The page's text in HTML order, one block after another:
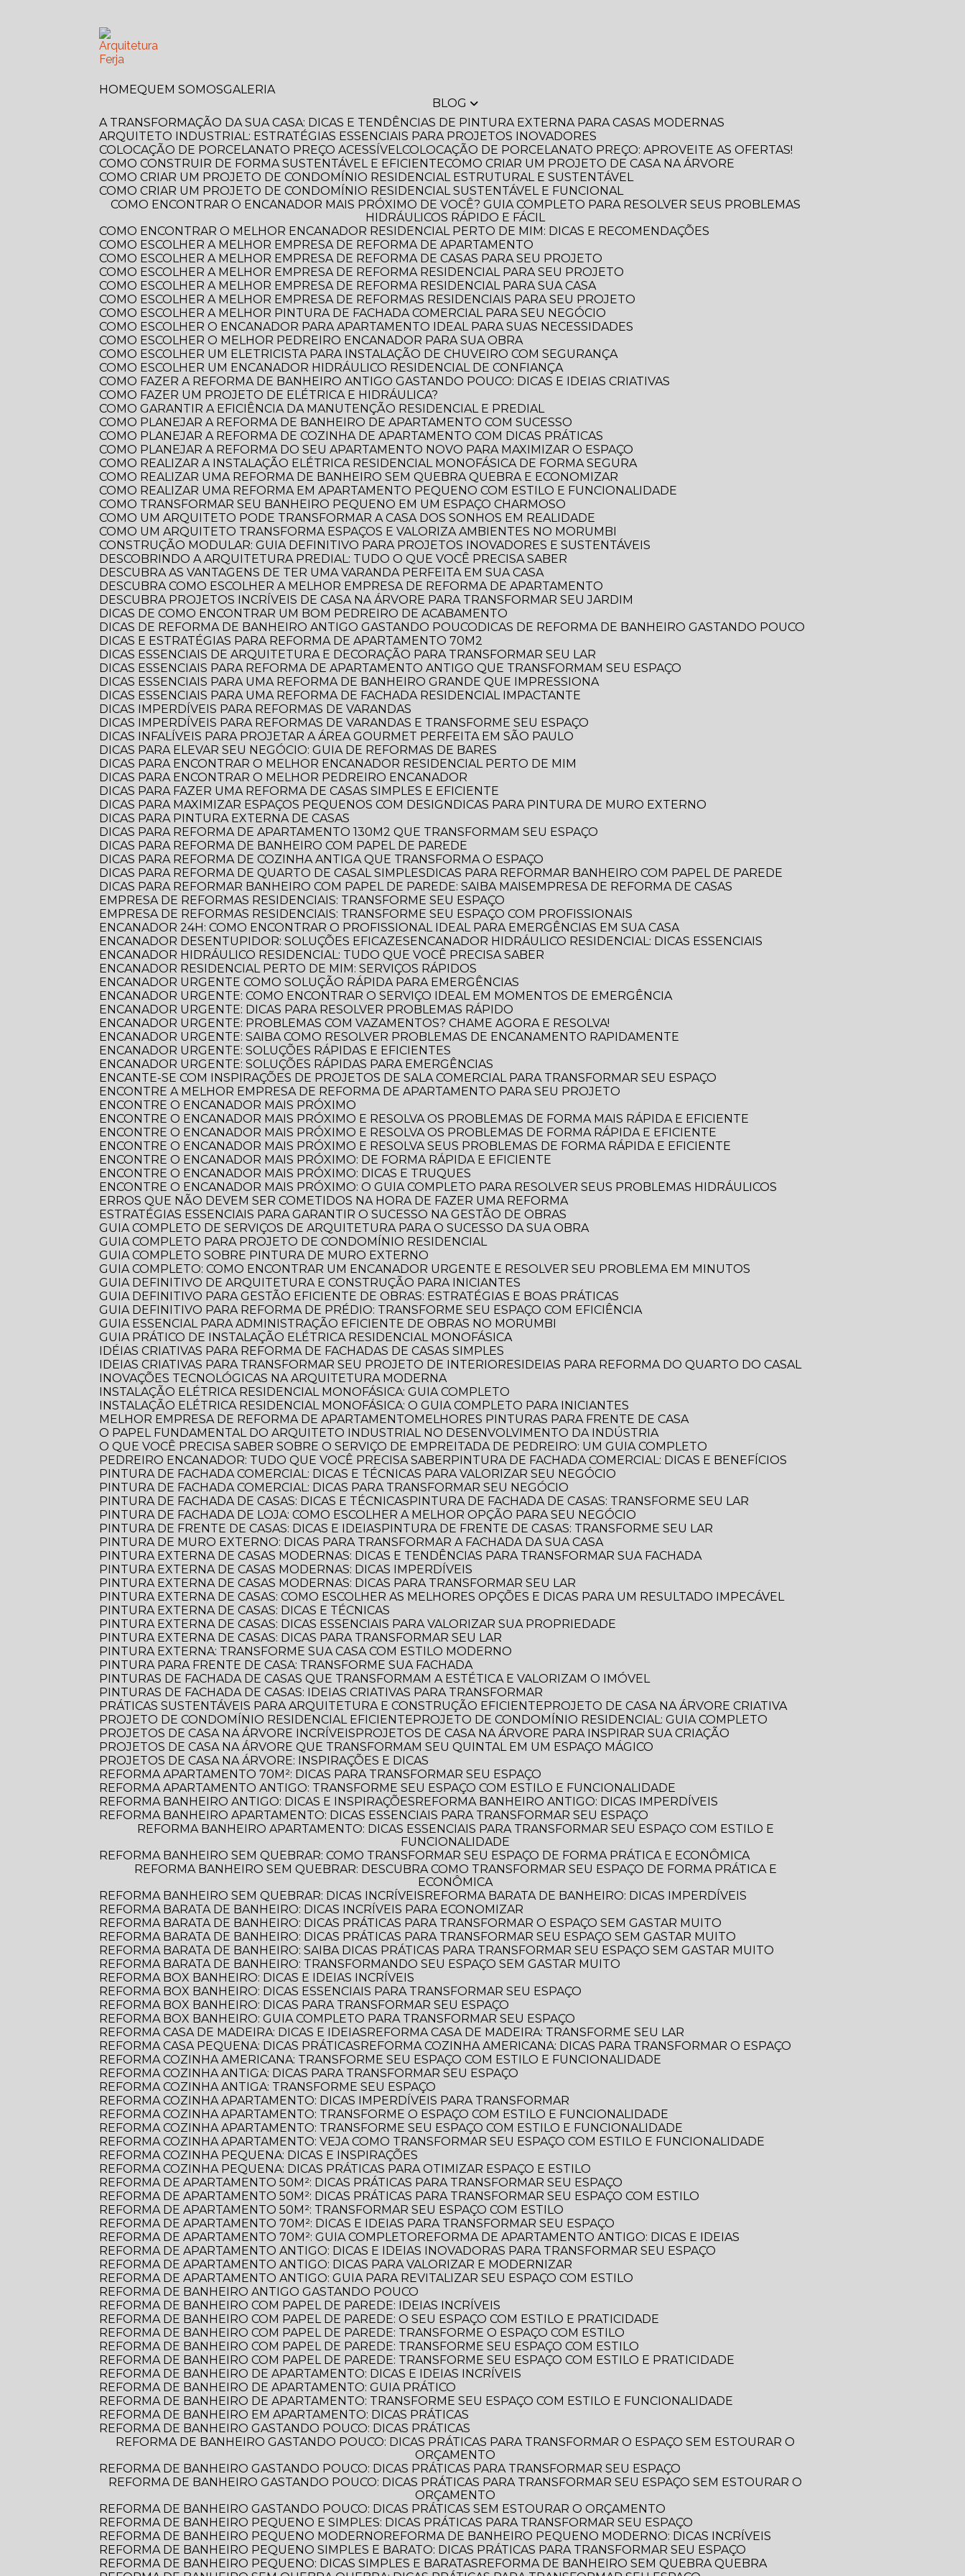
HOME QUEM SOMOS
GALERIA
BLOG
A TRANSFORMAÇÃO DA SUA CASA: DICAS E TENDÊNCIAS DE PINTURA EXTERNA PARA CASAS MODERNAS
ARQUITETO INDUSTRIAL: ESTRATÉGIAS ESSENCIAIS PARA PROJETOS INOVADORES
COLOCAÇÃO DE PORCELANATO PREÇO ACESSÍVEL COLOCAÇÃO DE PORCELANATO PREÇO: APROVEITE AS OFERTAS!
COMO CONSTRUIR DE FORMA SUSTENTÁVEL E EFICIENTE COMO CRIAR UM PROJETO DE CASA NA ÁRVORE
COMO CRIAR UM PROJETO DE CONDOMÍNIO RESIDENCIAL ESTRUTURAL E SUSTENTÁVEL
COMO CRIAR UM PROJETO DE CONDOMÍNIO RESIDENCIAL SUSTENTÁVEL E FUNCIONAL
COMO ENCONTRAR O ENCANADOR MAIS PRÓXIMO DE VOCÊ? GUIA COMPLETO PARA RESOLVER SEUS PROBLEMAS
HIDRÁULICOS RÁPIDO E FÁCIL
COMO ENCONTRAR O MELHOR ENCANADOR RESIDENCIAL PERTO DE MIM: DICAS E RECOMENDAÇÕES
COMO ESCOLHER A MELHOR EMPRESA DE REFORMA DE APARTAMENTO
COMO ESCOLHER A MELHOR EMPRESA DE REFORMA DE CASAS PARA SEU PROJETO
COMO ESCOLHER A MELHOR EMPRESA DE REFORMA RESIDENCIAL PARA SEU PROJETO
COMO ESCOLHER A MELHOR EMPRESA DE REFORMA RESIDENCIAL PARA SUA CASA
COMO ESCOLHER A MELHOR EMPRESA DE REFORMAS RESIDENCIAIS PARA SEU PROJETO
COMO ESCOLHER A MELHOR PINTURA DE FACHADA COMERCIAL PARA SEU NEGÓCIO
COMO ESCOLHER O ENCANADOR PARA APARTAMENTO IDEAL PARA SUAS NECESSIDADES
COMO ESCOLHER O MELHOR PEDREIRO ENCANADOR PARA SUA OBRA
COMO ESCOLHER UM ELETRICISTA PARA INSTALAÇÃO DE CHUVEIRO COM SEGURANÇA
COMO ESCOLHER UM ENCANADOR HIDRÁULICO RESIDENCIAL DE CONFIANÇA
COMO FAZER A REFORMA DE BANHEIRO ANTIGO GASTANDO POUCO: DICAS E IDEIAS CRIATIVAS
COMO FAZER UM PROJETO DE ELÉTRICA E HIDRÁULICA?
COMO GARANTIR A EFICIÊNCIA DA MANUTENÇÃO RESIDENCIAL E PREDIAL
COMO PLANEJAR A REFORMA DE BANHEIRO DE APARTAMENTO COM SUCESSO
COMO PLANEJAR A REFORMA DE COZINHA DE APARTAMENTO COM DICAS PRÁTICAS
COMO PLANEJAR A REFORMA DO SEU APARTAMENTO NOVO PARA MAXIMIZAR O ESPAÇO
COMO REALIZAR A INSTALAÇÃO ELÉTRICA RESIDENCIAL MONOFÁSICA DE FORMA SEGURA
COMO REALIZAR UMA REFORMA DE BANHEIRO SEM QUEBRA QUEBRA E ECONOMIZAR
COMO REALIZAR UMA REFORMA EM APARTAMENTO PEQUENO COM ESTILO E FUNCIONALIDADE
COMO TRANSFORMAR SEU BANHEIRO PEQUENO EM UM ESPAÇO CHARMOSO
COMO UM ARQUITETO PODE TRANSFORMAR A CASA DOS SONHOS EM REALIDADE
COMO UM ARQUITETO TRANSFORMA ESPAÇOS E VALORIZA AMBIENTES NO MORUMBI
CONSTRUÇÃO MODULAR: GUIA DEFINITIVO PARA PROJETOS INOVADORES E SUSTENTÁVEIS
DESCOBRINDO A ARQUITETURA PREDIAL: TUDO O QUE VOCÊ PRECISA SABER
DESCUBRA AS VANTAGENS DE TER UMA VARANDA PERFEITA EM SUA CASA
DESCUBRA COMO ESCOLHER A MELHOR EMPRESA DE REFORMA DE APARTAMENTO
DESCUBRA PROJETOS INCRÍVEIS DE CASA NA ÁRVORE PARA TRANSFORMAR SEU JARDIM
DICAS DE COMO ENCONTRAR UM BOM PEDREIRO DE ACABAMENTO
DICAS DE REFORMA DE BANHEIRO ANTIGO GASTANDO POUCO
DICAS DE REFORMA DE BANHEIRO GASTANDO POUCO
DICAS E ESTRATÉGIAS PARA REFORMA DE APARTAMENTO 70M2
DICAS ESSENCIAIS DE ARQUITETURA E DECORAÇÃO PARA TRANSFORMAR SEU LAR
DICAS ESSENCIAIS PARA REFORMA DE APARTAMENTO ANTIGO QUE TRANSFORMAM SEU ESPAÇO
DICAS ESSENCIAIS PARA UMA REFORMA DE BANHEIRO GRANDE QUE IMPRESSIONA
DICAS ESSENCIAIS PARA UMA REFORMA DE FACHADA RESIDENCIAL IMPACTANTE
DICAS IMPERDÍVEIS PARA REFORMAS DE VARANDAS
DICAS IMPERDÍVEIS PARA REFORMAS DE VARANDAS E TRANSFORME SEU ESPAÇO
DICAS INFALÍVEIS PARA PROJETAR A ÁREA GOURMET PERFEITA EM SÃO PAULO
DICAS PARA ELEVAR SEU NEGÓCIO: GUIA DE REFORMAS DE BARES
DICAS PARA ENCONTRAR O MELHOR ENCANADOR RESIDENCIAL PERTO DE MIM
DICAS PARA ENCONTRAR O MELHOR PEDREIRO ENCANADOR
DICAS PARA FAZER UMA REFORMA DE CASAS SIMPLES E EFICIENTE
DICAS PARA MAXIMIZAR ESPAÇOS PEQUENOS COM DESIGN
DICAS PARA PINTURA DE MURO EXTERNO
DICAS PARA PINTURA EXTERNA DE CASAS
DICAS PARA REFORMA DE APARTAMENTO 130M2 QUE TRANSFORMAM SEU ESPAÇO
DICAS PARA REFORMA DE BANHEIRO COM PAPEL DE PAREDE
DICAS PARA REFORMA DE COZINHA ANTIGA QUE TRANSFORMA O ESPAÇO
DICAS PARA REFORMA DE QUARTO DE CASAL SIMPLES
DICAS PARA REFORMAR BANHEIRO COM PAPEL DE PAREDE
DICAS PARA REFORMAR BANHEIRO COM PAPEL DE PAREDE: SAIBA MAIS
EMPRESA DE REFORMA DE CASAS
EMPRESA DE REFORMAS RESIDENCIAIS: TRANSFORME SEU ESPAÇO
EMPRESA DE REFORMAS RESIDENCIAIS: TRANSFORME SEU ESPAÇO COM PROFISSIONAIS
ENCANADOR 24H: COMO ENCONTRAR O PROFISSIONAL IDEAL PARA EMERGÊNCIAS EM SUA CASA
ENCANADOR DESENTUPIDOR: SOLUÇÕES EFICAZES
ENCANADOR HIDRÁULICO RESIDENCIAL: DICAS ESSENCIAIS
ENCANADOR HIDRÁULICO RESIDENCIAL: TUDO QUE VOCÊ PRECISA SABER
ENCANADOR RESIDENCIAL PERTO DE MIM: SERVIÇOS RÁPIDOS
ENCANADOR URGENTE COMO SOLUÇÃO RÁPIDA PARA EMERGÊNCIAS
ENCANADOR URGENTE: COMO ENCONTRAR O SERVIÇO IDEAL EM MOMENTOS DE EMERGÊNCIA
ENCANADOR URGENTE: DICAS PARA RESOLVER PROBLEMAS RÁPIDO
ENCANADOR URGENTE: PROBLEMAS COM VAZAMENTOS? CHAME AGORA E RESOLVA!
ENCANADOR URGENTE: SAIBA COMO RESOLVER PROBLEMAS DE ENCANAMENTO RAPIDAMENTE
ENCANADOR URGENTE: SOLUÇÕES RÁPIDAS E EFICIENTES
ENCANADOR URGENTE: SOLUÇÕES RÁPIDAS PARA EMERGÊNCIAS
ENCANTE-SE COM INSPIRAÇÕES DE PROJETOS DE SALA COMERCIAL PARA TRANSFORMAR SEU ESPAÇO
ENCONTRE A MELHOR EMPRESA DE REFORMA DE APARTAMENTO PARA SEU PROJETO
ENCONTRE O ENCANADOR MAIS PRÓXIMO
ENCONTRE O ENCANADOR MAIS PRÓXIMO E RESOLVA OS PROBLEMAS DE FORMA MAIS RÁPIDA E EFICIENTE
ENCONTRE O ENCANADOR MAIS PRÓXIMO E RESOLVA OS PROBLEMAS DE FORMA RÁPIDA E EFICIENTE
ENCONTRE O ENCANADOR MAIS PRÓXIMO E RESOLVA SEUS PROBLEMAS DE FORMA RÁPIDA E EFICIENTE
ENCONTRE O ENCANADOR MAIS PRÓXIMO: DE FORMA RÁPIDA E EFICIENTE
ENCONTRE O ENCANADOR MAIS PRÓXIMO: DICAS E TRUQUES
ENCONTRE O ENCANADOR MAIS PRÓXIMO: O GUIA COMPLETO PARA RESOLVER SEUS PROBLEMAS HIDRÁULICOS
ERROS QUE NÃO DEVEM SER COMETIDOS NA HORA DE FAZER UMA REFORMA
ESTRATÉGIAS ESSENCIAIS PARA GARANTIR O SUCESSO NA GESTÃO DE OBRAS
GUIA COMPLETO DE SERVIÇOS DE ARQUITETURA PARA O SUCESSO DA SUA OBRA
GUIA COMPLETO PARA PROJETO DE CONDOMÍNIO RESIDENCIAL
GUIA COMPLETO SOBRE PINTURA DE MURO EXTERNO
GUIA COMPLETO: COMO ENCONTRAR UM ENCANADOR URGENTE E RESOLVER SEU PROBLEMA EM MINUTOS
GUIA DEFINITIVO DE ARQUITETURA E CONSTRUÇÃO PARA INICIANTES
GUIA DEFINITIVO PARA GESTÃO EFICIENTE DE OBRAS: ESTRATÉGIAS E BOAS PRÁTICAS
GUIA DEFINITIVO PARA REFORMA DE PRÉDIO: TRANSFORME SEU ESPAÇO COM EFICIÊNCIA
GUIA ESSENCIAL PARA ADMINISTRAÇÃO EFICIENTE DE OBRAS NO MORUMBI
GUIA PRÁTICO DE INSTALAÇÃO ELÉTRICA RESIDENCIAL MONOFÁSICA
IDÉIAS CRIATIVAS PARA REFORMA DE FACHADAS DE CASAS SIMPLES
IDEIAS CRIATIVAS PARA TRANSFORMAR SEU PROJETO DE INTERIORES IDEIAS PARA REFORMA DO QUARTO DO CASAL
INOVAÇÕES TECNOLÓGICAS NA ARQUITETURA MODERNA
INSTALAÇÃO ELÉTRICA RESIDENCIAL MONOFÁSICA: GUIA COMPLETO
INSTALAÇÃO ELÉTRICA RESIDENCIAL MONOFÁSICA: O GUIA COMPLETO PARA INICIANTES
MELHOR EMPRESA DE REFORMA DE APARTAMENTO
MELHORES PINTURAS PARA FRENTE DE CASA
O PAPEL FUNDAMENTAL DO ARQUITETO INDUSTRIAL NO DESENVOLVIMENTO DA INDÚSTRIA
O QUE VOCÊ PRECISA SABER SOBRE O SERVIÇO DE EMPREITADA DE PEDREIRO: UM GUIA COMPLETO
PEDREIRO ENCANADOR: TUDO QUE VOCÊ PRECISA SABER
PINTURA DE FACHADA COMERCIAL: DICAS E BENEFÍCIOS
PINTURA DE FACHADA COMERCIAL: DICAS E TÉCNICAS PARA VALORIZAR SEU NEGÓCIO
PINTURA DE FACHADA COMERCIAL: DICAS PARA TRANSFORMAR SEU NEGÓCIO
PINTURA DE FACHADA DE CASAS: DICAS E TÉCNICAS
PINTURA DE FACHADA DE CASAS: TRANSFORME SEU LAR
PINTURA DE FACHADA DE LOJA: COMO ESCOLHER A MELHOR OPÇÃO PARA SEU NEGÓCIO
PINTURA DE FRENTE DE CASAS: DICAS E IDEIAS
PINTURA DE FRENTE DE CASAS: TRANSFORME SEU LAR
PINTURA DE MURO EXTERNO: DICAS PARA TRANSFORMAR A FACHADA DA SUA CASA
PINTURA EXTERNA DE CASAS MODERNAS: DICAS E TENDÊNCIAS PARA TRANSFORMAR SUA FACHADA
PINTURA EXTERNA DE CASAS MODERNAS: DICAS IMPERDÍVEIS
PINTURA EXTERNA DE CASAS MODERNAS: DICAS PARA TRANSFORMAR SEU LAR
PINTURA EXTERNA DE CASAS: COMO ESCOLHER AS MELHORES OPÇÕES E DICAS PARA UM RESULTADO IMPECÁVEL
PINTURA EXTERNA DE CASAS: DICAS E TÉCNICAS
PINTURA EXTERNA DE CASAS: DICAS ESSENCIAIS PARA VALORIZAR SUA PROPRIEDADE
PINTURA EXTERNA DE CASAS: DICAS PARA TRANSFORMAR SEU LAR
PINTURA EXTERNA: TRANSFORME SUA CASA COM ESTILO MODERNO
PINTURA PARA FRENTE DE CASA: TRANSFORME SUA FACHADA
PINTURAS DE FACHADA DE CASAS QUE TRANSFORMAM A ESTÉTICA E VALORIZAM O IMÓVEL
PINTURAS DE FACHADA DE CASAS: IDEIAS CRIATIVAS PARA TRANSFORMAR
PRÁTICAS SUSTENTÁVEIS PARA ARQUITETURA E CONSTRUÇÃO EFICIENTE
PROJETO DE CASA NA ÁRVORE CRIATIVA
PROJETO DE CONDOMÍNIO RESIDENCIAL EFICIENTE
PROJETO DE CONDOMÍNIO RESIDENCIAL: GUIA COMPLETO
PROJETOS DE CASA NA ÁRVORE INCRÍVEIS
PROJETOS DE CASA NA ÁRVORE PARA INSPIRAR SUA CRIAÇÃO
PROJETOS DE CASA NA ÁRVORE QUE TRANSFORMAM SEU QUINTAL EM UM ESPAÇO MÁGICO
PROJETOS DE CASA NA ÁRVORE: INSPIRAÇÕES E DICAS
REFORMA APARTAMENTO 70M²: DICAS PARA TRANSFORMAR SEU ESPAÇO
REFORMA APARTAMENTO ANTIGO: TRANSFORME SEU ESPAÇO COM ESTILO E FUNCIONALIDADE
REFORMA BANHEIRO ANTIGO: DICAS E INSPIRAÇÕES
REFORMA BANHEIRO ANTIGO: DICAS IMPERDÍVEIS
REFORMA BANHEIRO APARTAMENTO: DICAS ESSENCIAIS PARA TRANSFORMAR SEU ESPAÇO
REFORMA BANHEIRO APARTAMENTO: DICAS ESSENCIAIS PARA TRANSFORMAR SEU ESPAÇO COM ESTILO E
FUNCIONALIDADE
REFORMA BANHEIRO SEM QUEBRAR: COMO TRANSFORMAR SEU ESPAÇO DE FORMA PRÁTICA E ECONÔMICA
REFORMA BANHEIRO SEM QUEBRAR: DESCUBRA COMO TRANSFORMAR SEU ESPAÇO DE FORMA PRÁTICA E
ECONÔMICA
REFORMA BANHEIRO SEM QUEBRAR: DICAS INCRÍVEIS
REFORMA BARATA DE BANHEIRO: DICAS IMPERDÍVEIS
REFORMA BARATA DE BANHEIRO: DICAS INCRÍVEIS PARA ECONOMIZAR
REFORMA BARATA DE BANHEIRO: DICAS PRÁTICAS PARA TRANSFORMAR O ESPAÇO SEM GASTAR MUITO
REFORMA BARATA DE BANHEIRO: DICAS PRÁTICAS PARA TRANSFORMAR SEU ESPAÇO SEM GASTAR MUITO
REFORMA BARATA DE BANHEIRO: SAIBA DICAS PRÁTICAS PARA TRANSFORMAR SEU ESPAÇO SEM GASTAR MUITO
REFORMA BARATA DE BANHEIRO: TRANSFORMANDO SEU ESPAÇO SEM GASTAR MUITO
REFORMA BOX BANHEIRO: DICAS E IDEIAS INCRÍVEIS
REFORMA BOX BANHEIRO: DICAS ESSENCIAIS PARA TRANSFORMAR SEU ESPAÇO
REFORMA BOX BANHEIRO: DICAS PARA TRANSFORMAR SEU ESPAÇO
REFORMA BOX BANHEIRO: GUIA COMPLETO PARA TRANSFORMAR SEU ESPAÇO
REFORMA CASA DE MADEIRA: DICAS E IDEIAS
REFORMA CASA DE MADEIRA: TRANSFORME SEU LAR
REFORMA CASA PEQUENA: DICAS PRÁTICAS
REFORMA COZINHA AMERICANA: DICAS PARA TRANSFORMAR O ESPAÇO
REFORMA COZINHA AMERICANA: TRANSFORME SEU ESPAÇO COM ESTILO E FUNCIONALIDADE
REFORMA COZINHA ANTIGA: DICAS PARA TRANSFORMAR SEU ESPAÇO
REFORMA COZINHA ANTIGA: TRANSFORME SEU ESPAÇO
REFORMA COZINHA APARTAMENTO: DICAS IMPERDÍVEIS PARA TRANSFORMAR
REFORMA COZINHA APARTAMENTO: TRANSFORME O ESPAÇO COM ESTILO E FUNCIONALIDADE
REFORMA COZINHA APARTAMENTO: TRANSFORME SEU ESPAÇO COM ESTILO E FUNCIONALIDADE
REFORMA COZINHA APARTAMENTO: VEJA COMO TRANSFORMAR SEU ESPAÇO COM ESTILO E FUNCIONALIDADE
REFORMA COZINHA PEQUENA: DICAS E INSPIRAÇÕES
REFORMA COZINHA PEQUENA: DICAS PRÁTICAS PARA OTIMIZAR ESPAÇO E ESTILO
REFORMA DE APARTAMENTO 50M²: DICAS PRÁTICAS PARA TRANSFORMAR SEU ESPAÇO
REFORMA DE APARTAMENTO 50M²: DICAS PRÁTICAS PARA TRANSFORMAR SEU ESPAÇO COM ESTILO
REFORMA DE APARTAMENTO 50M²: TRANSFORMAR SEU ESPAÇO COM ESTILO
REFORMA DE APARTAMENTO 70M²: DICAS E IDEIAS PARA TRANSFORMAR SEU ESPAÇO
REFORMA DE APARTAMENTO 70M²: GUIA COMPLETO
REFORMA DE APARTAMENTO ANTIGO: DICAS E IDEIAS
REFORMA DE APARTAMENTO ANTIGO: DICAS E IDEIAS INOVADORAS PARA TRANSFORMAR SEU ESPAÇO
REFORMA DE APARTAMENTO ANTIGO: DICAS PARA VALORIZAR E MODERNIZAR
REFORMA DE APARTAMENTO ANTIGO: GUIA PARA REVITALIZAR SEU ESPAÇO COM ESTILO
REFORMA DE BANHEIRO ANTIGO GASTANDO POUCO
REFORMA DE BANHEIRO COM PAPEL DE PAREDE: IDEIAS INCRÍVEIS
REFORMA DE BANHEIRO COM PAPEL DE PAREDE: O SEU ESPAÇO COM ESTILO E PRATICIDADE
REFORMA DE BANHEIRO COM PAPEL DE PAREDE: TRANSFORME O ESPAÇO COM ESTILO
REFORMA DE BANHEIRO COM PAPEL DE PAREDE: TRANSFORME SEU ESPAÇO COM ESTILO
REFORMA DE BANHEIRO COM PAPEL DE PAREDE: TRANSFORME SEU ESPAÇO COM ESTILO E PRATICIDADE
REFORMA DE BANHEIRO DE APARTAMENTO: DICAS E IDEIAS INCRÍVEIS
REFORMA DE BANHEIRO DE APARTAMENTO: GUIA PRÁTICO
REFORMA DE BANHEIRO DE APARTAMENTO: TRANSFORME SEU ESPAÇO COM ESTILO E FUNCIONALIDADE
REFORMA DE BANHEIRO EM APARTAMENTO: DICAS PRÁTICAS
REFORMA DE BANHEIRO GASTANDO POUCO: DICAS PRÁTICAS
REFORMA DE BANHEIRO GASTANDO POUCO: DICAS PRÁTICAS PARA TRANSFORMAR O ESPAÇO SEM ESTOURAR O
ORÇAMENTO
REFORMA DE BANHEIRO GASTANDO POUCO: DICAS PRÁTICAS PARA TRANSFORMAR SEU ESPAÇO
REFORMA DE BANHEIRO GASTANDO POUCO: DICAS PRÁTICAS PARA TRANSFORMAR SEU ESPAÇO SEM ESTOURAR O
ORÇAMENTO
REFORMA DE BANHEIRO GASTANDO POUCO: DICAS PRÁTICAS SEM ESTOURAR O ORÇAMENTO
REFORMA DE BANHEIRO PEQUENO E SIMPLES: DICAS PRÁTICAS PARA TRANSFORMAR SEU ESPAÇO
REFORMA DE BANHEIRO PEQUENO MODERNO
REFORMA DE BANHEIRO PEQUENO MODERNO: DICAS INCRÍVEIS
REFORMA DE BANHEIRO PEQUENO SIMPLES E BARATO: DICAS PRÁTICAS PARA TRANSFORMAR SEU ESPAÇO
REFORMA DE BANHEIRO PEQUENO: DICAS SIMPLES E BARATAS
REFORMA DE BANHEIRO SEM QUEBRA QUEBRA